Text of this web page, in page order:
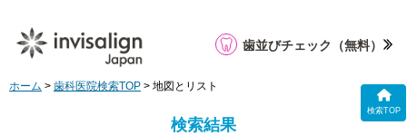
検索TOP
歯並びチェック （無料）
ホーム > 歯科医院検索TOP > 地図とリスト
検索結果